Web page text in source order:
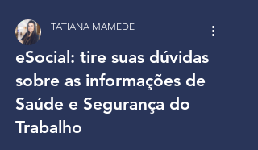
eSocial: tire suas dúvidas
sobre as informações de
Saúde e Segurança do
Trabalho
TATIANA MAMEDE